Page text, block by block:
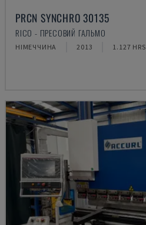
PRCN SYNCHRO 30135
RICO - ПРЕСОВИЙ ГАЛЬМО
НІМЕЧЧИНА 2013 1.127 HRS